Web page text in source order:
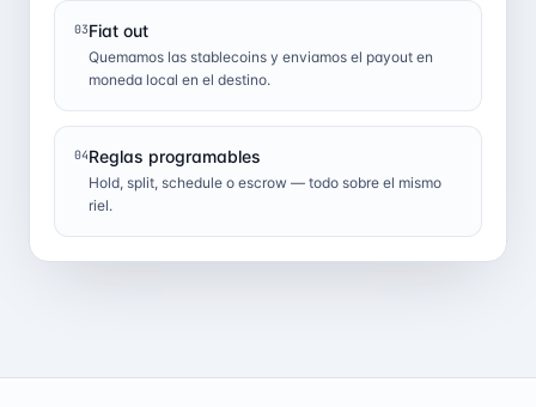
03Fiat out
Quemamos las stablecoins y enviamos el payout en
moneda local en el destino.
04Reglas programables
Hold, split, schedule o escrow — todo sobre el mismo
riel.